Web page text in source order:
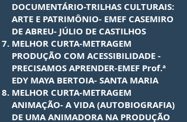
DOCUMENTÁRIO-TRILHAS CULTURAIS:
ARTE E PATRIMÔNIO- EMEF CASEMIRO
DE ABREU- JÚLIO DE CASTILHOS
MELHOR CURTA-METRAGEM
PRODUÇÃO COM ACESSIBILIDADE -
PRECISAMOS APRENDER-EMEF Prof.ª
EDY MAYA BERTOIA- SANTA MARIA
MELHOR CURTA-METRAGEM
ANIMAÇÃO- A VIDA (AUTOBIOGRAFIA)
DE UMA ANIMADORA NA PRODUÇÃO